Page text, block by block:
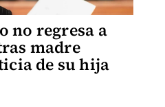
no regresa a
madre
de su hija